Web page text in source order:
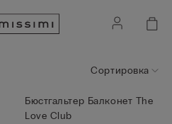
Сортировка
Бюстгальтер Балконет The
Love Club